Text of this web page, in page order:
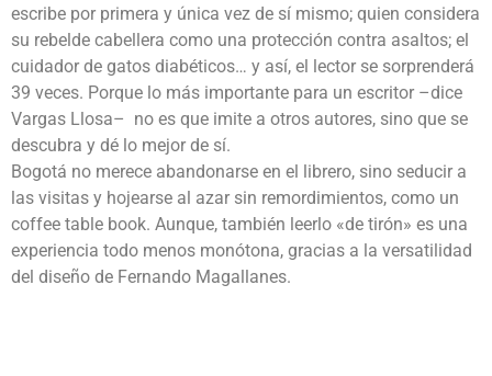
escribe por primera y única vez de sí mismo; quien considera
su rebelde cabellera como una protección contra asaltos; el
cuidador de gatos diabéticos… y así, el lector se sorprenderá
39 veces. Porque lo más importante para un escritor –dice
Vargas Llosa– no es que imite a otros autores, sino que se
descubra y dé lo mejor de sí.
Bogotá no merece abandonarse en el librero, sino seducir a
las visitas y hojearse al azar sin remordimientos, como un
coffee table book. Aunque, también leerlo «de tirón» es una
experiencia todo menos monótona, gracias a la versatilidad
del diseño de Fernando Magallanes.